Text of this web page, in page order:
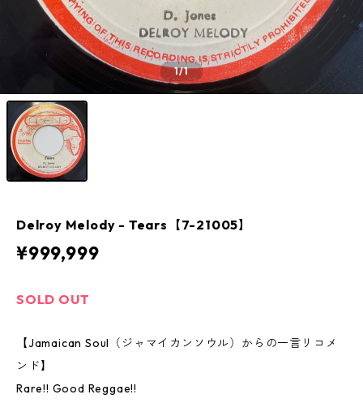
1/1
Delroy Melody - Tears【7-21005】
¥999,999
SOLD OUT
【Jamaican Soul（ジャマイカンソウル）からの一言リコメ
ンド】
Rare!! Good Reggae!!